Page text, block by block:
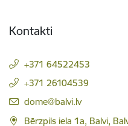
Kontakti
+371 64522453
+371 26104539
E-pasts:
dome@balvi.lv
Bērzpils iela 1a, Balvi,